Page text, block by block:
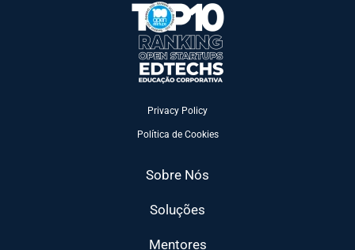
Privacy Policy
Política de Cookies
Sobre Nós
Soluções
Mentores